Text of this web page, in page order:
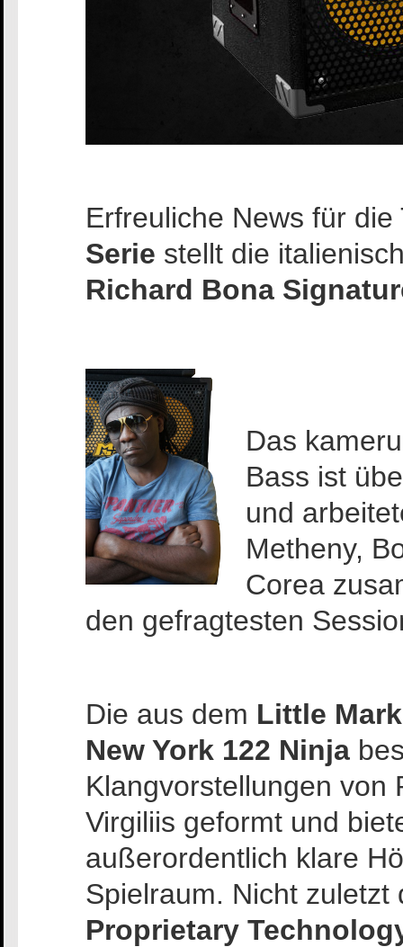
Erfreuliche News für
Serie stellt die
Richard Bona
Das
Bass ist
und
Metheny,
Corea
den gefragtesten
Die aus dem Little
New York 122 Ninja
Klangvorstellungen von
Virgiliis geformt und
außerordentlich klare
Spielraum. Nicht
Proprietary